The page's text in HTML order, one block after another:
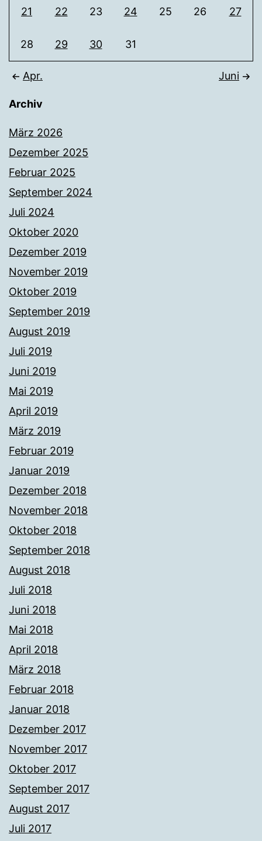
21 22 23 24 25 26 27
28 29 30 31
Apr. Juni
Archiv
März 2026
Dezember 2025
Februar 2025
September 2024
Juli 2024
Oktober 2020
Dezember 2019
November 2019
Oktober 2019
September 2019
August 2019
Juli 2019
Juni 2019
Mai 2019
April 2019
März 2019
Februar 2019
Januar 2019
Dezember 2018
November 2018
Oktober 2018
September 2018
August 2018
Juli 2018
Juni 2018
Mai 2018
April 2018
März 2018
Februar 2018
Januar 2018
Dezember 2017
November 2017
Oktober 2017
September 2017
August 2017
Juli 2017